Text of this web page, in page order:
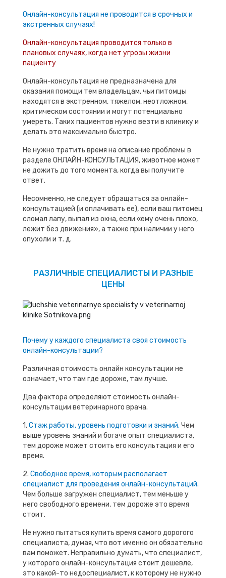
Онлайн-консультация не проводится в срочных и
экстренных случаях!
Онлайн-консультация проводится только в
плановых случаях, когда нет угрозы жизни
пациенту
Онлайн-консультация не предназначена для
оказания помощи тем владельцам, чьи питомцы
находятся в экстренном, тяжелом, неотложном,
критическом состоянии и могут потенциально
умереть. Таких пациентов нужно везти в клинику и
делать это максимально быстро.
Не нужно тратить время на описание проблемы в
разделе ОНЛАЙН-КОНСУЛЬТАЦИЯ, животное может
не дожить до того момента, когда вы получите
ответ.
Несомненно, не следует обращаться за онлайн-
консультацией (и оплачивать ее), если ваш питомец
сломал лапу, выпал из окна, если «ему очень плохо,
лежит без движения», а также при наличии у него
опухоли и т. д.
РАЗЛИЧНЫЕ СПЕЦИАЛИСТЫ И РАЗНЫЕ
ЦЕНЫ
Почему у каждого специалиста своя стоимость
онлайн-консультации?
Различная стоимость онлайн консультации не
означает, что там где дороже, там лучше.
Два фактора определяют стоимость онлайн-
консультации ветеринарного врача.
1. Стаж работы, уровень подготовки и знаний. Чем
выше уровень знаний и богаче опыт специалиста,
тем дороже может стоить его консультация и его
время.
2. Свободное время, которым располагает
специалист для проведения онлайн-консультаций.
Чем больше загружен специалист, тем меньше у
него свободного времени, тем дороже это время
стоит.
Не нужно пытаться купить время самого дорогого
специалиста, думая, что вот именно он обязательно
вам поможет. Неправильно думать, что специалист,
у которого онлайн-консультация стоит дешевле,
это какой-то недоспециалист, к которому не нужно